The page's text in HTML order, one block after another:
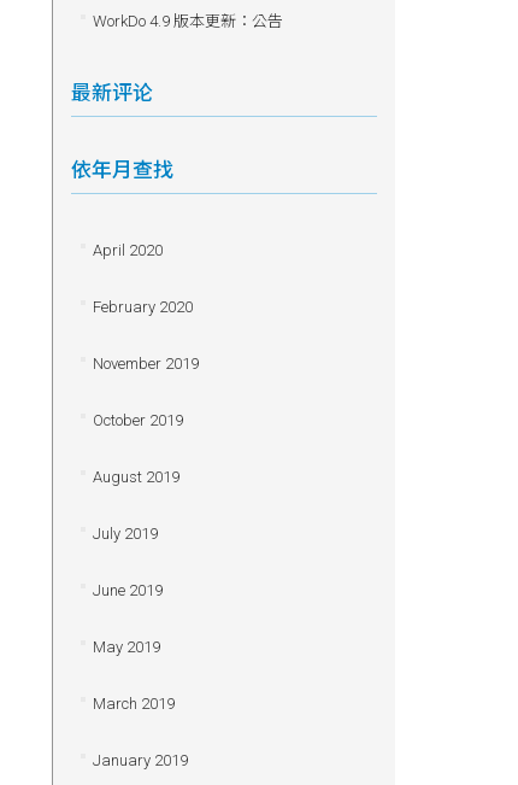
WorkDo 4.9 版本更新：公告
最新评论
依年月查找
April 2020
February 2020
November 2019
October 2019
August 2019
July 2019
June 2019
May 2019
March 2019
January 2019